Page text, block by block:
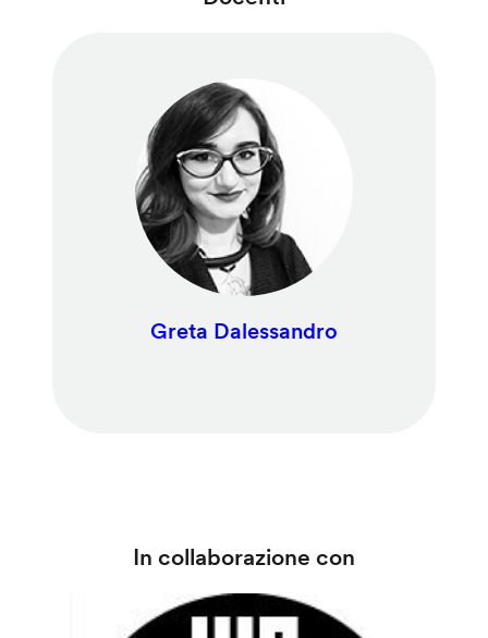
Greta Dalessandro
In collaborazione con